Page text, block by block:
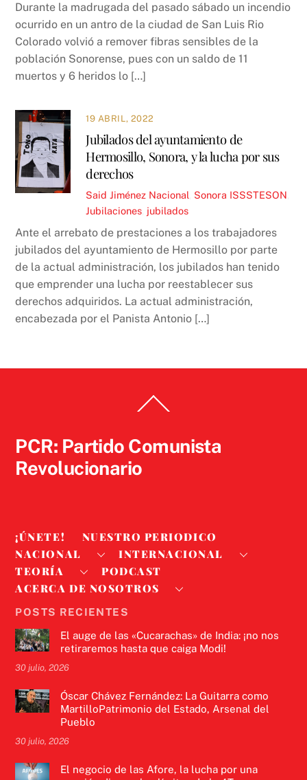
Durante la madrugada del pasado sábado un incendio
ocurrido en un antro de la ciudad de San Luis Rio
Colorado volvió a remover fibras sensibles de la
población Sonorense, pues con un saldo de 11
muertos y 6 heridos lo […]
19 ABRIL, 2022
Jubilados del ayuntamiento de
Hermosillo, Sonora, y la lucha por sus
derechos
Said Jiménez Nacional Sonora ISSSTESON
Jubilaciones jubilados
Ante el arrebato de prestaciones a los trabajadores
jubilados del ayuntamiento de Hermosillo por parte
de la actual administración, los jubilados han tenido
que emprender una lucha por reestablecer sus
derechos adquiridos. La actual administración,
encabezada por el Panista Antonio […]
To
PCR: Partido Comunista
Revolucionario
¡ÚNETE!
NUESTRO PERIODICO
NACIONAL
INTERNACIONAL
TEORÍA
PODCAST
ACERCA DE NOSOTROS
POSTS RECIENTES
El auge de las «Cucarachas» de India: ¡no nos
retiraremos hasta que caiga Modi!
30 julio, 2026
Óscar Chávez Fernández: La Guitarra como
MartilloPatrimonio del Estado, Arsenal del
Pueblo
30 julio, 2026
El negocio de las Afore, la lucha por una